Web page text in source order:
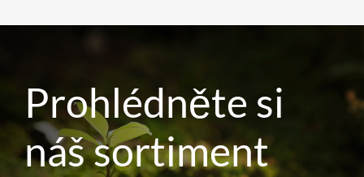
Prohlédněte si
náš sortiment